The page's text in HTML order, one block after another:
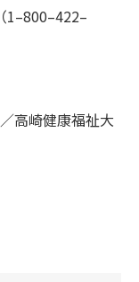
1–800–422–
高崎健康福祉大